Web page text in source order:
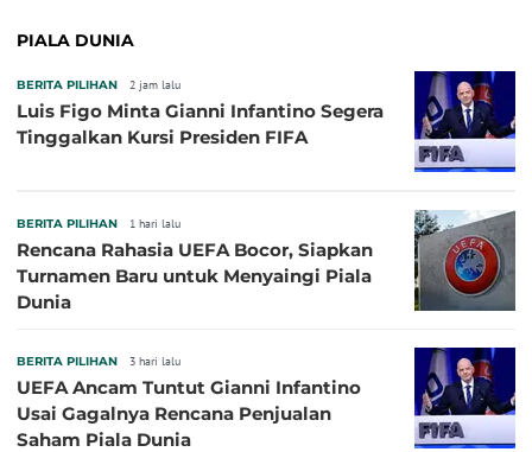
PIALA DUNIA
BERITA PILIHAN 2 jam lalu
Luis Figo Minta Gianni Infantino Segera
Tinggalkan Kursi Presiden FIFA
BERITA PILIHAN 1 hari lalu
Rencana Rahasia UEFA Bocor, Siapkan
Turnamen Baru untuk Menyaingi Piala
Dunia
BERITA PILIHAN 3 hari lalu
UEFA Ancam Tuntut Gianni Infantino
Usai Gagalnya Rencana Penjualan
Saham Piala Dunia